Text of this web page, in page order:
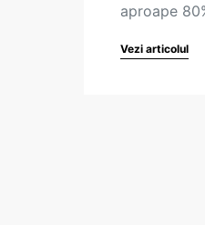
aproape
Vezi articolul